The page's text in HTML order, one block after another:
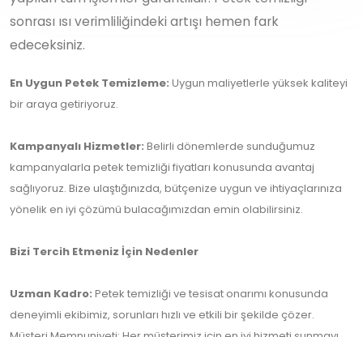
sonrası ısı verimliliğindeki artışı hemen fark
edeceksiniz.
En Uygun Petek Temizleme: Uygun maliyetlerle yüksek kaliteyi
bir araya getiriyoruz.
Kampanyalı Hizmetler: Belirli dönemlerde sunduğumuz
kampanyalarla petek temizliği fiyatları konusunda avantaj
sağlıyoruz. Bize ulaştığınızda, bütçenize uygun ve ihtiyaçlarınıza
yönelik en iyi çözümü bulacağımızdan emin olabilirsiniz.
Bizi Tercih Etmeniz İçin Nedenler
Uzman Kadro: Petek temizliği ve tesisat onarımı konusunda
deneyimli ekibimiz, sorunları hızlı ve etkili bir şekilde çözer.